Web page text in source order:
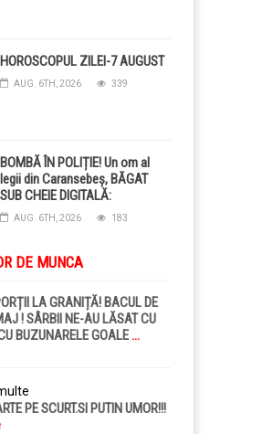
HOROSCOPUL ZILEI-7 AUGUST
AUG. 6TH, 2026 339
BOMBĂ ÎN POLIȚIE! Un om al
legii din Caransebeș, BĂGAT
SUB CHEIE DIGITALĂ:
Judecătorii i-au pus BRĂȚARĂ
ELECTRONICĂ la picior!
AUG. 6TH, 2026 183
DE MUNCA
LA GRANIȚĂ! BACUL DE
! SÂRBII NE-AU LĂSAT CU
BUZUNARELE GOALE...
PE SCURT.SI PUTIN UMOR!!!